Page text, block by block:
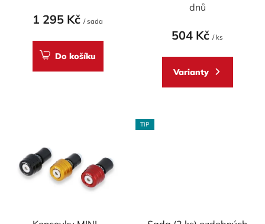
1 295 Kč / sada
Do košíku
dnů
504 Kč / ks
Varianty
TIP